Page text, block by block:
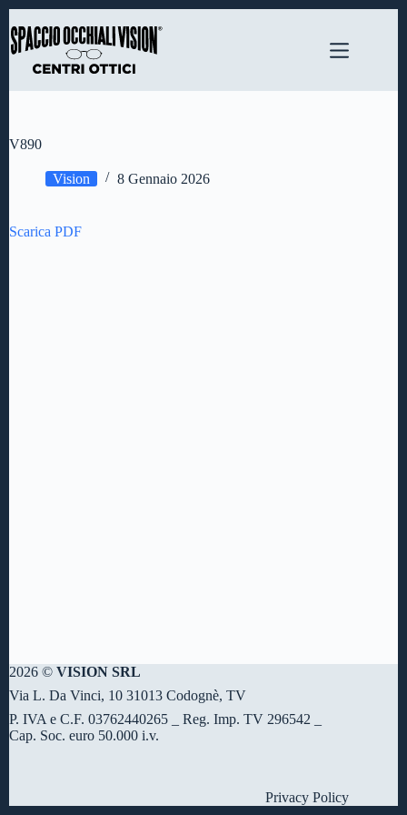
al
contenuto
V890
Vision 8 Gennaio 2026
Scarica PDF
2026 © VISION SRL
Via L. Da Vinci, 10 31013 Codognè, TV
P. IVA e C.F. 03762440265 _ Reg. Imp. TV 296542 _
Cap. Soc. euro 50.000 i.v.
Privacy Policy